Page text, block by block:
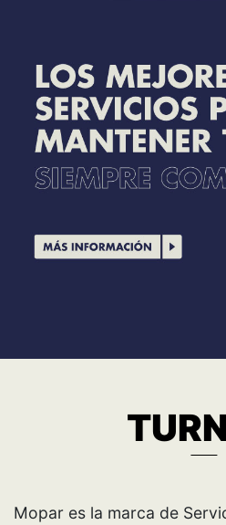
Mopar es la marca de